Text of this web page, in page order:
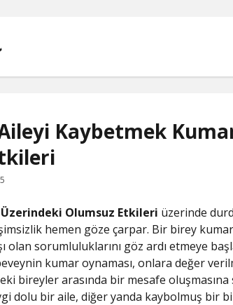
BEĞENI KASMA HILESI
SAYFA LISTESI
ABONE KASMA HILESI PARASIZ
TWITTER GIZLI İÇERIK GÖRME
Kaybetmek
Olumsuz Etkileri üzerinde
hemen göze çarpar. Bir birey
olan sorumluluklarını göz ardı etmeye
kumar oynaması, onlara değer
bireyler arasında bir mesafe
dolu bir aile, diğer yanda kaybolmuş bir